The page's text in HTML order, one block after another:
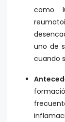
como
uno de
cuando